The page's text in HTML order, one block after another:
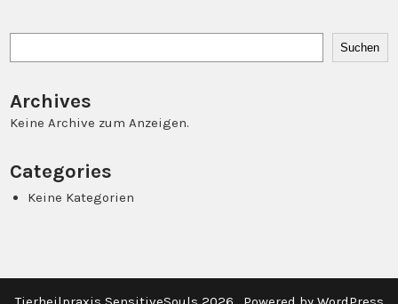
Suchen
Archives
Keine Archive zum Anzeigen.
Categories
Keine Kategorien